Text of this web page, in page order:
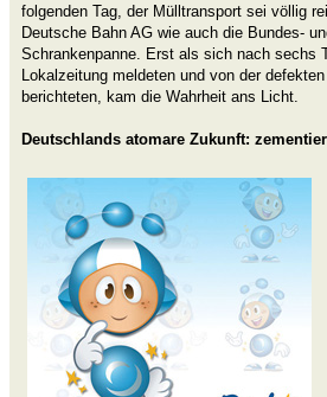
folgenden Tag, der Mülltransport sei völlig
Deutsche Bahn AG wie auch die Bundes-
Schrankenpanne. Erst als sich nach sechs
Lokalzeitung meldeten und von der
berichteten, kam die Wahrheit ans Licht.
Deutschlands atomare Zukunft: